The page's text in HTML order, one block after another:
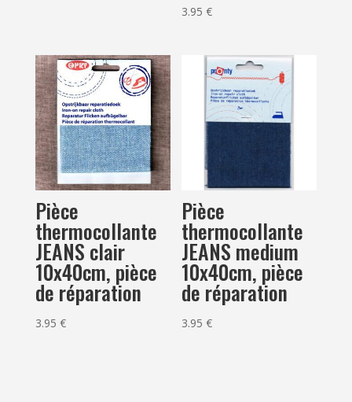
3.95€
Pièce
thermocollante
JEANS clair
10x40cm, pièce
de réparation
3.95 €
Pièce
thermocollante
JEANS medium
10x40cm, pièce
de réparation
3.95€